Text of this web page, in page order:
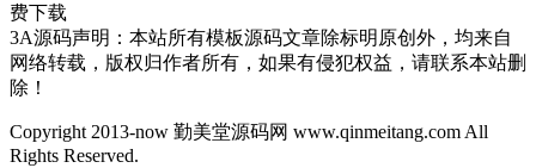
费下载
3A源码声明：本站所有模板源码文章除标明原创外，均来自
网络转载，版权归作者所有，如果有侵犯权益，请联系本站删
除！
Copyright 2013-now 勤美堂源码网 www.qinmeitang.com All
Rights Reserved.